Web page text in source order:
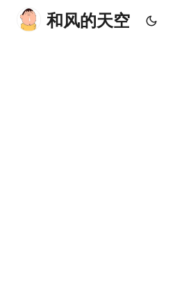
和风的天空